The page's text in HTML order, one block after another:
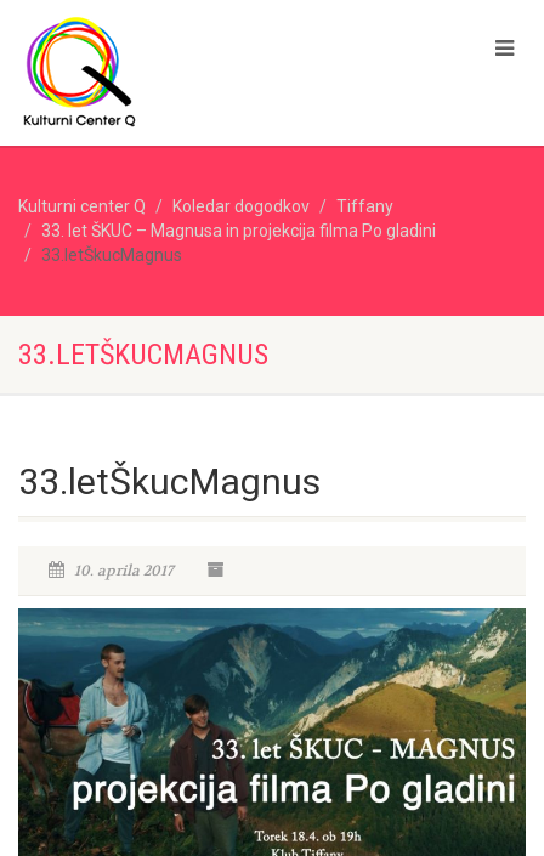
Kulturni center Q Koledar dogodkov
Tiffany
33. let ŠKUC – Magnusa in projekcija filma Po gladini
33.letŠkucMagnus
33.LETŠKUCMAGNUS
33.letŠkucMagnus
10. aprila 2017